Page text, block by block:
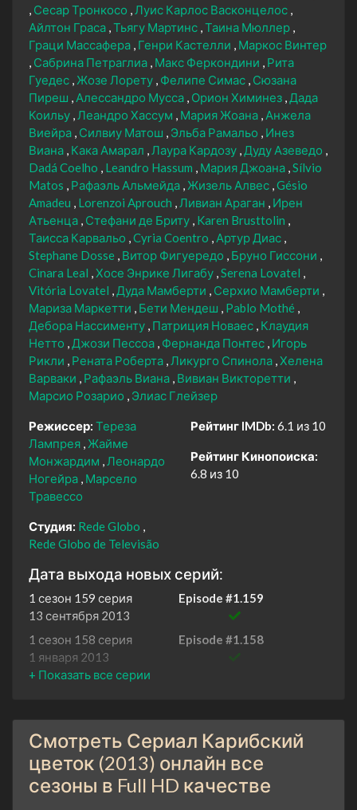
Сесар Тронкосо
Луис Карлос Васконцелос
Айлтон Граса Тьягу Мартинс Таина Мюллер
Граци Массафера Генри Кастелли
Маркос Винтер
Сабрина Петраглиа Макс Феркондини
Рита
Гуедес Жозе Лорету Фелипе Симас Сюзана
Пиреш
Алессандро Мусса Орион Химинез Дада
Коильу Леандро Хассум Мария Жоана Анжела
Виейра Силвиу Матош Эльба Рамальо
Инез
Виана Кака Амарал Лаура Кардозу Дуду Азеведо
Dadá Coelho
Leandro Hassum Мария Джоана Sílvio
Matos
Рафаэль Альмейда Жизель Алвес Gésio
Amadeu
Lorenzoi Aprouch Ливиан Араган
Ирен
Атьенца Стефани де Бриту Karen Brusttolin
Таисса Карвальо Cyria Coentro
Артур Диас
Stephane Dosse Витор Фигуередо
Бруно Гиссони
Cinara Leal Хосе Энрике Лигабу Serena Lovatel
Vitória Lovatel
Дуда Мамберти
Серхио Мамберти
Мариза Маркетти
Бети Мендеш
Pablo Mothé
Дебора Нассименту Патриция Новаес Клаудия
Нетто
Джози Пессоа Фернанда Понтес Игорь
Рикли
Рената Роберта Ликурго Спинола Хелена
Варваки
Рафаэль Виана Вивиан Викторетти
Марсио Розарио
Элиас Глейзер
Режиссер: Тереза
Лампрея Жайме
Монжардим
Леонардо
Ногейра Марсело
Травессо
Студия: Rede Globo
Rede Globo de Televisão
Рейтинг IMDb: 6.1 из 10
Рейтинг Кинопоиска:
6.8 из 10
Дата выхода новых серий:
1 сезон 159 серия
Episode #1.159
13 сентября 2013
1 сезон 158 серия
Episode #1.158
1 января 2013
1 сезон 157 серия
1 сезон 156 серия
Episode #1.156
1 января 2013
1 сезон 155 серия
Episode #1.155
1 января 2013
Смотреть Сериал Карибский
цветок (2013) онлайн все
сезоны в Full HD качестве